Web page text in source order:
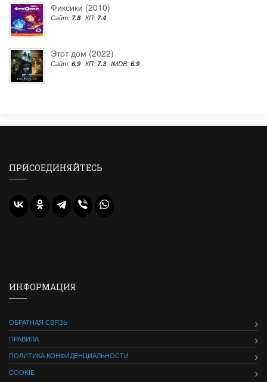
Фиксики (2010)
Сайт: 7.8 КП: 7.4
Этот дом (2022)
Сайт: 6.9 КП: 7.3 IMDB: 6.9
ПРИСОЕДИНЯЙТЕСЬ
ИНФОРМАЦИЯ
ОБРАТНАЯ СВЯЗЬ
ПРАВИЛА
ПОЛИТИКА КОНФИДЕНЦИАЛЬНОСТИ
COOKIE